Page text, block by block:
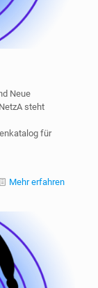
Neue
steht
für
Mehr erfahren